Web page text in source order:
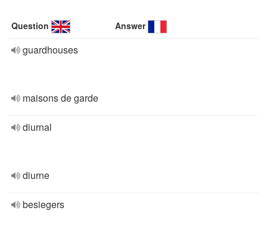
Question Answer
guardhouses
maisons de garde
diurnal
diurne
besiegers